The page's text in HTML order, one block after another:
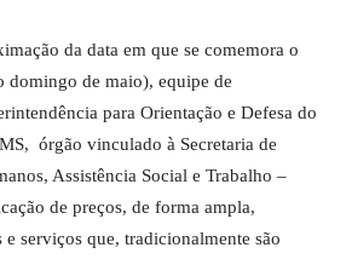
da data em que se comemora o
domingo de maio), equipe de
para Orientação e Defesa do
órgão vinculado à Secretaria de
Assistência Social e Trabalho –
de preços, de forma ampla,
serviços que, tradicionalmente são